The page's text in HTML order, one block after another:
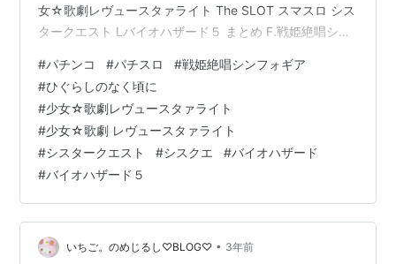
女☆歌劇レヴュースタァライト The SLOT スマスロ シス
タークエスト Lバイオハザード５ まとめ F.戦姫絶唱シン
ぞ！！ スペックはコチラから P機 e機 最近パチもスロも
三共はイケイケですからね e機の方はさておいてです
よ、 オール１０Rとは言え今の時代にシンフォギアらし
いライトミドルがどうなるのか。 導入日は、P機が２０
２５年１月６日 e機が２０２５年２月３日 PAひぐら…
#パチンコ #パチスロ #戦姫絶唱シンフォギア
#ひぐらしのなく頃に
#少女☆歌劇レヴュースタァライト
#少女☆歌劇 レヴュースタァライト
#シスタークエスト #シスクエ #バイオハザード
#バイオハザード５
いちご。のめじるし♡BLOG♡ • 3年前